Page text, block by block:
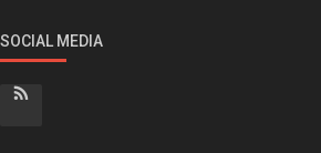
SOCIAL MEDIA